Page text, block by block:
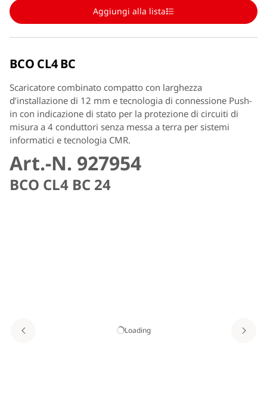
Aggiungi alla lista
BCO CL4 BC
Scaricatore combinato compatto con larghezza
d’installazione di 12 mm e tecnologia di connessione Push-
in con indicazione di stato per la protezione di circuiti di
misura a 4 conduttori senza messa a terra per sistemi
informatici e tecnologia CMR.
Art.-N. 927954
BCO CL4 BC 24
Loading